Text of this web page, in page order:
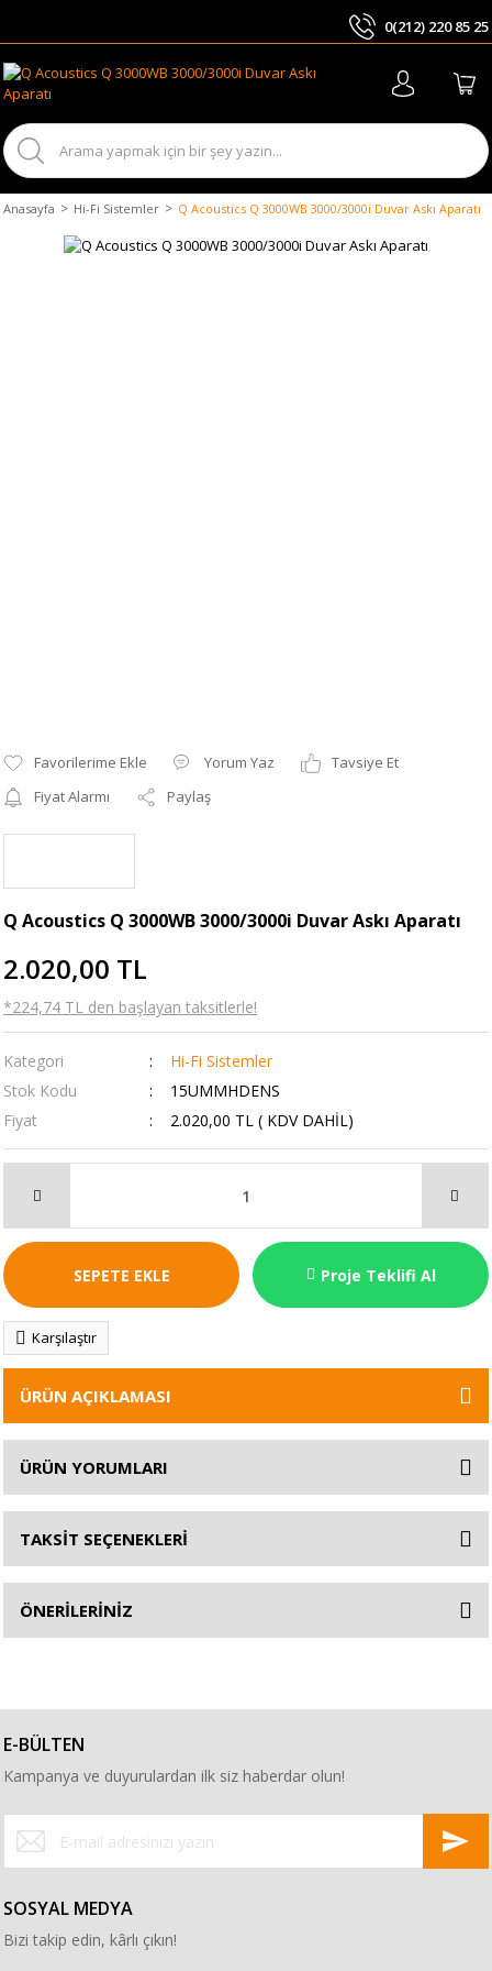
0(212) 220 85 25
Anasayfa Hi-Fi Sistemler Q Acoustics Q 3000WB 3000/3000i Duvar Askı Aparatı
Yorum Yaz
Tavsiye Et
Fiyat Alarmı
Paylaş
Q Acoustics Q 3000WB 3000/3000i Duvar Askı Aparatı
2.020,00 TL
*224,74 TL den başlayan taksitlerle!
Kategori
Hi-Fi Sistemler
Stok Kodu
15UMMHDENS
Fiyat
2.020,00 TL ( KDV DAHİL)
SEPETE EKLE Proje Teklifi Al
Karşılaştır
ÜRÜN AÇIKLAMASI
ÜRÜN YORUMLARI
TAKSİT SEÇENEKLERİ
ÖNERİLERİNİZ
E-BÜLTEN
Kampanya ve duyurulardan ilk siz haberdar olun!
SOSYAL MEDYA
Bizi takip edin, kârlı çıkın!